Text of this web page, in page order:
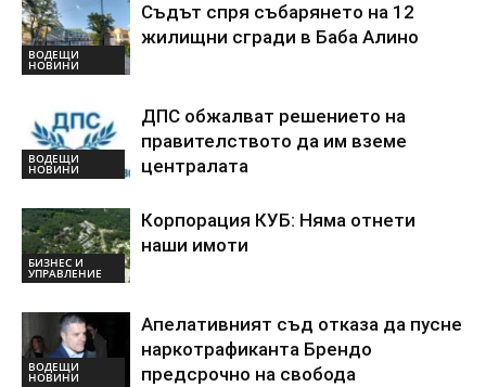
ВОДЕЩИ
НОВИНИ
Съдът спря събарянето на 12
жилищни сгради в Баба Алино
ВОДЕЩИ
НОВИНИ
ДПС обжалват решението на
правителството да им вземе
централата
БИЗНЕС И
УПРАВЛЕНИЕ
Корпорация КУБ: Няма отнети
наши имоти
ВОДЕЩИ
НОВИНИ
Апелативният съд отказа да пусне
наркотрафиканта Брендо
предсрочно на свобода